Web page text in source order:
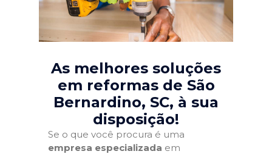
As melhores soluções
em reformas de São
Bernardino, SC, à sua
disposição!
Se o que você procura é uma
empresa especializada em